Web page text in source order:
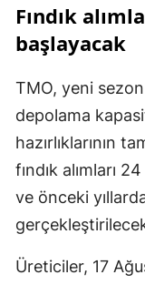
Fındık
başlayacak
TMO, yeni sezon
depolama
hazırlıklarının
fındık alımları
ve önceki
Üreticiler, 17